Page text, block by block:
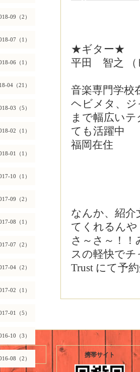
09（2）
07（1）
06（1）
04（21）
03（5）
02（1）
01（1）
10（1）
09（2）
08（1）
07（2）
04（2）
02（1）
01（5）
10（3）
08（2）
★ギター★
平田 智之 （
音楽専門学校
ヘビメタ、
まで幅広い
ても活躍中
福岡在住
なんか、紹
てくれるん
さ～さ～！
スの軽快でチ
Trust にて予
携帯サイト